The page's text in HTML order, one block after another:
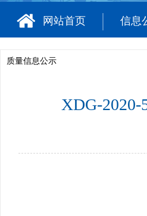
网站首页 信息
质量信息公示
XDG-